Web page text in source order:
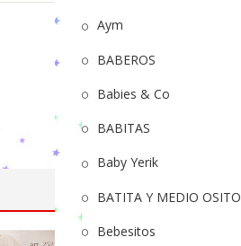
Aym
BABEROS
Babies & Co
BABITAS
Baby Yerik
BATITA Y MEDIO OSITO
Bebesitos